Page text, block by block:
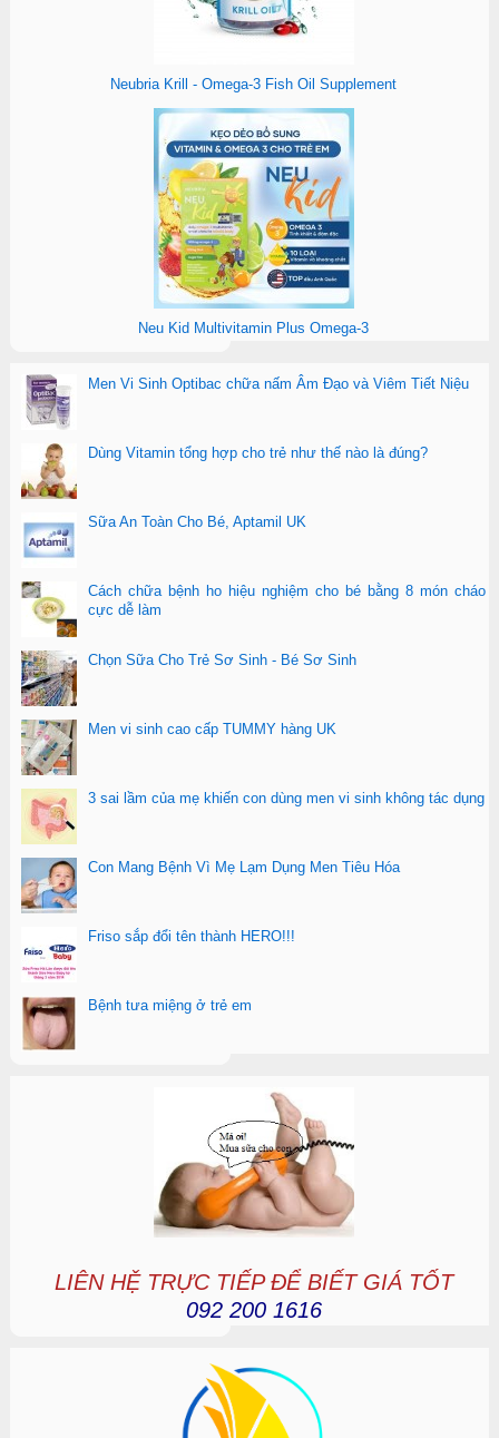
Neubria Krill - Omega-3 Fish Oil Supplement
Neu Kid Multivitamin Plus Omega-3
Men Vi Sinh Optibac chữa nấm Âm Đạo và Viêm Tiết Niệu
Dùng Vitamin tổng hợp cho trẻ như thế nào là đúng?
Sữa An Toàn Cho Bé, Aptamil UK
Cách chữa bệnh ho hiệu nghiệm cho bé bằng 8 món cháo
cực dễ làm
Chọn Sữa Cho Trẻ Sơ Sinh - Bé Sơ Sinh
Men vi sinh cao cấp TUMMY hàng UK
3 sai lầm của mẹ khiến con dùng men vi sinh không tác dụng
Con Mang Bệnh Vì Mẹ Lạm Dụng Men Tiêu Hóa
Friso sắp đổi tên thành HERO!!!
Bệnh tưa miệng ở trẻ em
LIÊN HỆ TRỰC TIẾP ĐỂ BIẾT GIÁ TỐT
092 200 1616